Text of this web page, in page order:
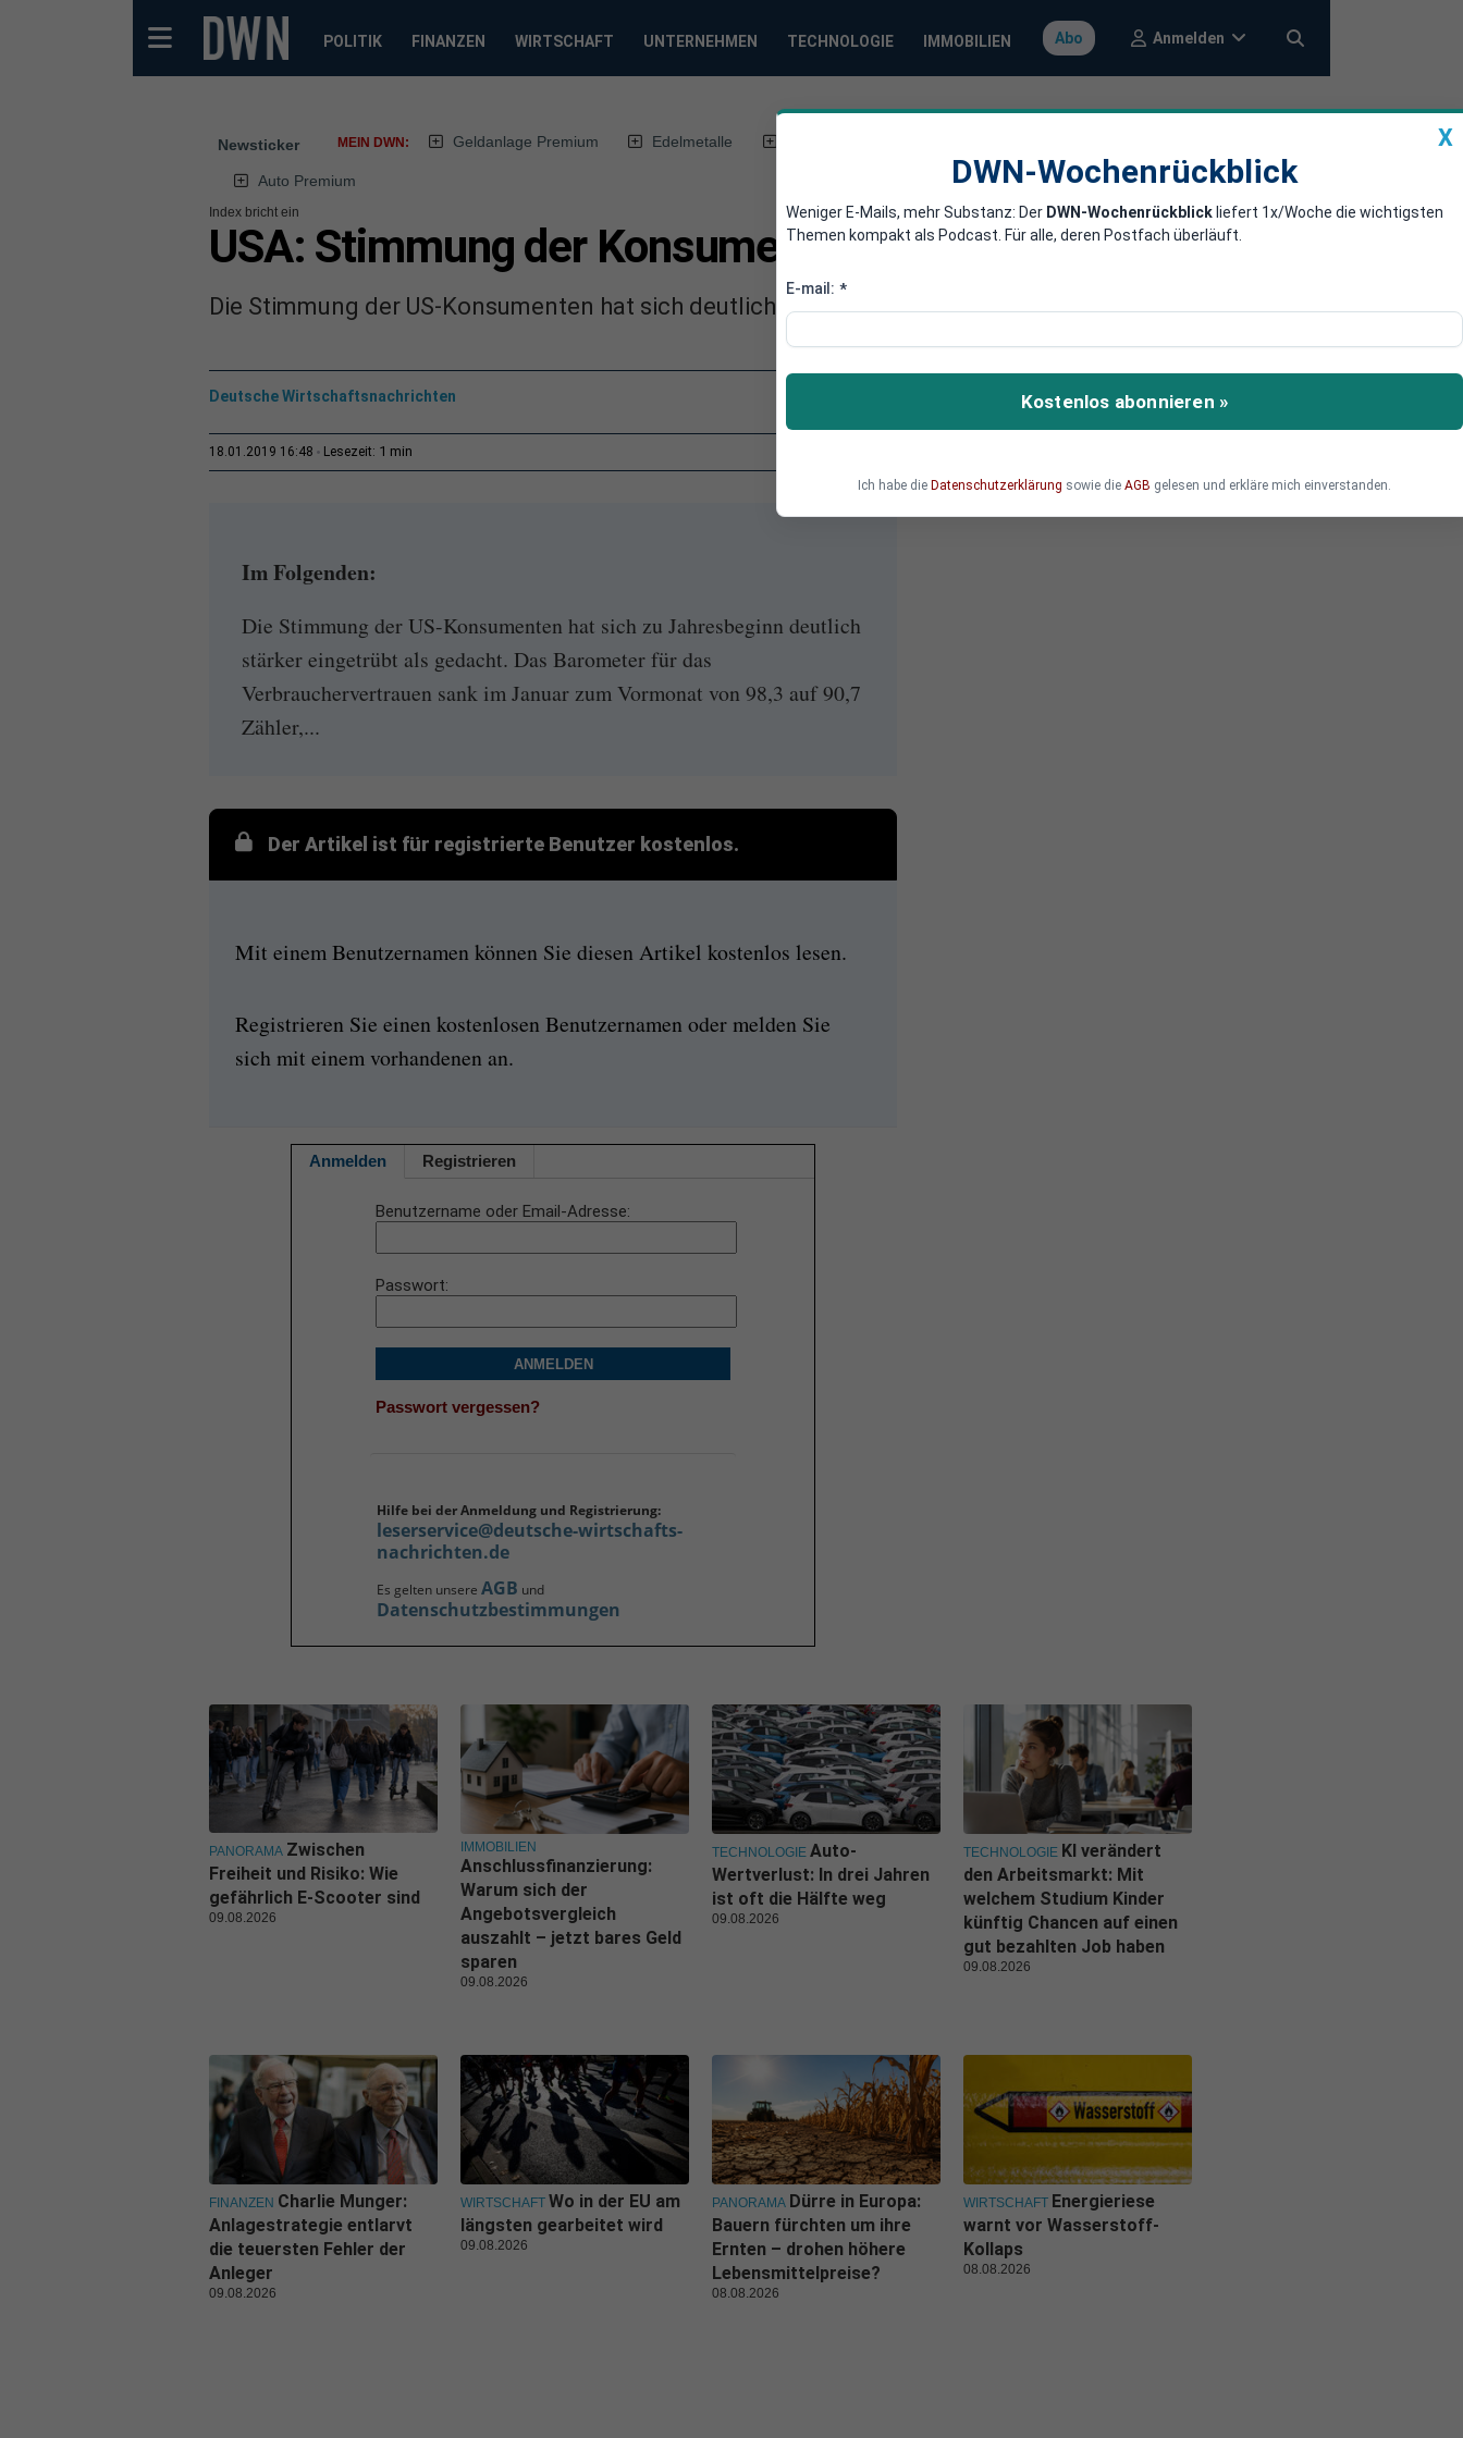
POLITIK FINANZEN WIRTSCHAFT UNTERNEHMEN TECHNOLOGIE IMMOBILIEN Abo Anmelden
Newsticker MEIN DWN: Geldanlage Premium Edelmetalle
Auto Premium
Index bricht ein
USA: Stimmung der Konsumenten bricht ein
Die Stimmung der US-Konsumenten hat sich deutlich abgekühlt.
Deutsche Wirtschaftsnachrichten
18.01.2019 16:48 Lesezeit: 1 min
Im Folgenden:
Die Stimmung der US-Konsumenten hat sich zu Jahresbeginn deutlich
stärker eingetrübt als gedacht. Das Barometer für das
Verbrauchervertrauen sank im Januar zum Vormonat von 98,3 auf 90,7
Zähler,...
Der Artikel ist für registrierte Benutzer kostenlos.
Mit einem Benutzernamen können Sie diesen Artikel kostenlos lesen.
Registrieren Sie einen kostenlosen Benutzernamen oder melden Sie
sich mit einem vorhandenen an.
Anmelden Registrieren
Benutzername oder Email-Adresse
Passwort
ANMELDEN
Passwort vergessen?
Hilfe bei der Anmeldung und Registrierung:
leserservice@deutsche-wirtschafts-
nachrichten.de
Es gelten unsere AGB und
Datenschutzbestimmungen
X
DWN-Wochenrückblick
Weniger E-Mails, mehr Substanz: Der DWN-Wochenrückblick liefert 1x/Woche die wichtigsten
Themen kompakt als Podcast. Für alle, deren Postfach überläuft.
E-mail: *
Kostenlos abonnieren »
Ich habe die Datenschutzerklärung sowie die AGB gelesen und erkläre mich einverstanden.
PANORAMA Zwischen
Freiheit und Risiko: Wie
gefährlich E-Scooter sind
09.08.2026
IMMOBILIEN
Anschlussfinanzierung:
Warum sich der
Angebotsvergleich
auszahlt – jetzt bares Geld
sparen
09.08.2026
TECHNOLOGIE Auto-
Wertverlust: In drei Jahren
ist oft die Hälfte weg
09.08.2026
TECHNOLOGIE KI verändert
den Arbeitsmarkt: Mit
welchem Studium Kinder
künftig Chancen auf einen
gut bezahlten Job haben
09.08.2026
FINANZEN Charlie Munger:
Anlagestrategie entlarvt
die teuersten Fehler der
Anleger
09.08.2026
WIRTSCHAFT Wo in der EU am
längsten gearbeitet wird
09.08.2026
PANORAMA Dürre in Europa:
Bauern fürchten um ihre
Ernten – drohen höhere
Lebensmittelpreise?
08.08.2026
WIRTSCHAFT Energieriese
warnt vor Wasserstoff-
Kollaps
08.08.2026